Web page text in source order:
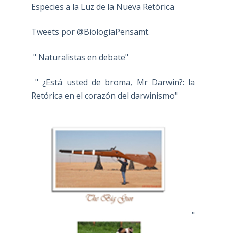
Especies a la Luz de la Nueva Retórica
Tweets por @BiologiaPensamt.
" Naturalistas en debate"
" ¿Está usted de broma, Mr Darwin?: la
Retórica en el corazón del darwinismo"
"